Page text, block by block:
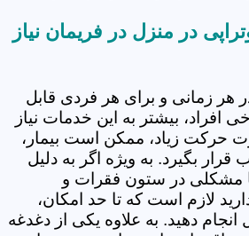
در منزل در فریمان نیاز
هر زمانی و برای هر فردی قابل
افراد، بیشتر به این خدمات نیاز
حرکت زیاد، ممکن است بیمار،
بگیرد. به ویژه اگر به دلیل
مشکلی در ستون فقرات و
لازم است که تا حد امکان،
انجام دهید. به علاوه یکی از دغدغه